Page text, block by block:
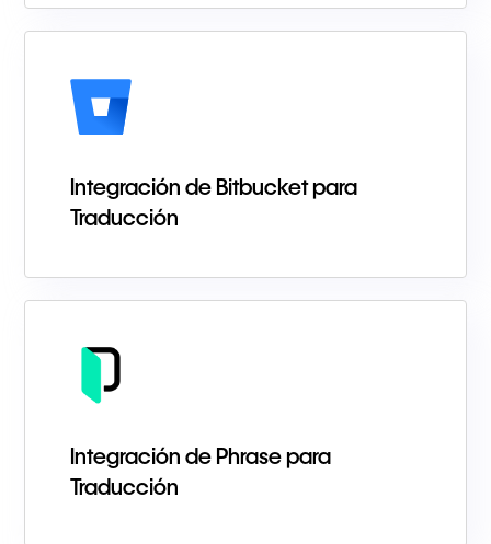
Integración de Bitbucket para
Traducción
Integración de Phrase para
Traducción